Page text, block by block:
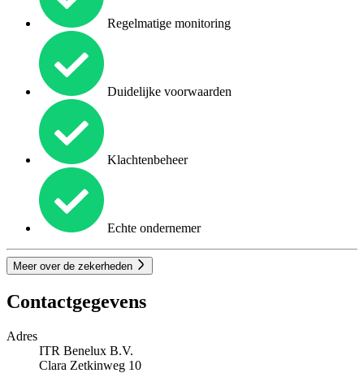
Regelmatige monitoring
Duidelijke voorwaarden
Klachtenbeheer
Echte ondernemer
Meer over de zekerheden
Contactgegevens
Adres
ITR Benelux B.V.
Clara Zetkinweg 10